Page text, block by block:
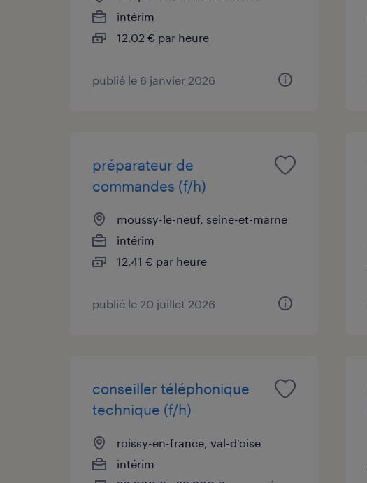
intérim
12,02 € par heure
publié le 6 janvier 2026
préparateur de
commandes (f/h)
moussy-le-neuf, seine-et-marne
intérim
12,41 € par heure
publié le 20 juillet 2026
conseiller téléphonique
technique (f/h)
roissy-en-france, val-d'oise
intérim